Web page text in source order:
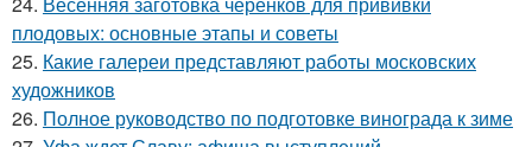
плодовых: основные этапы и советы
25. Какие галереи представляют работы московских
художников
26. Полное руководство по подготовке винограда к зиме